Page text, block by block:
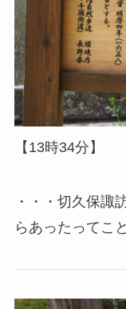
【13時34分】
・・・切久保諏
らあったってこ